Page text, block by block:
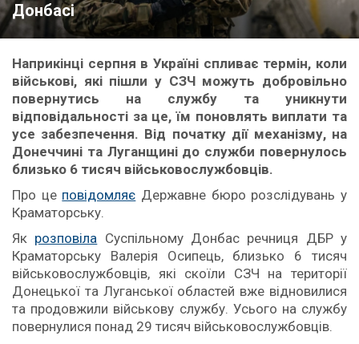
Донбасі
Наприкінці серпня в Україні спливає термін, коли
військові, які пішли у СЗЧ можуть добровільно
повернутись на службу та уникнути
відповідальності за це, їм поновлять виплати та
усе забезпечення. Від початку дії механізму, на
Донеччині та Луганщині до служби повернулось
близько 6 тисяч військовослужбовців.
Про це повідомляє Державне бюро розслідувань у
Краматорську.
Як розповіла Суспільному Донбас речниця ДБР у
Краматорську Валерія Осипець, близько 6 тисяч
військовослужбовців, які скоїли СЗЧ на території
Донецької та Луганської областей вже відновилися
та продовжили військову службу. Усього на службу
повернулися понад 29 тисяч військовослужбовців.